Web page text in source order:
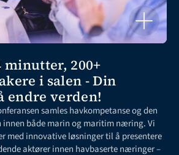
200+
i salen - Din
endre verden!
samles havkompetanse og den
innen både marin og maritim næring. Vi
med innovative løsninger til å presentere
aktører innen havbaserte næringer –